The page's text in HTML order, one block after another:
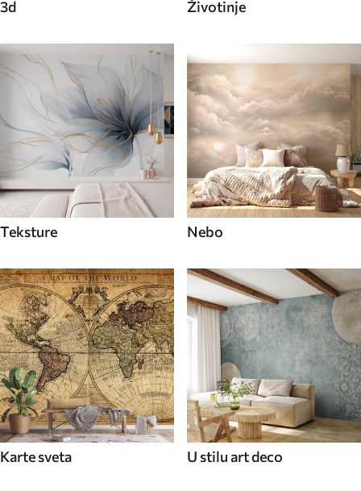
3d Životinje
Teksture Nebo
Karte sveta U stilu art deco